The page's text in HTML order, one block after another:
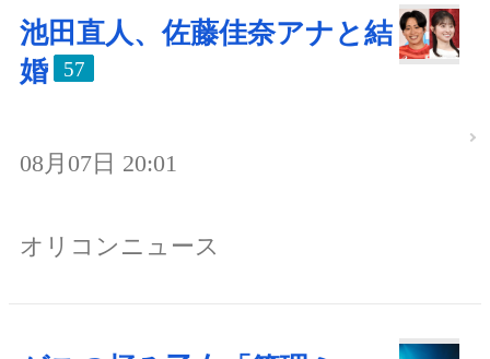
池田直人、佐藤佳奈アナと結
婚
57
08月07日 20:01
オリコンニュース